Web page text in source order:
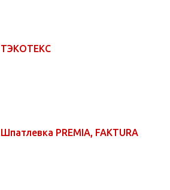
ТЭКОТЕКС
Шпатлевка PREMIA, FAKTURA